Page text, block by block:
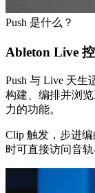
Push 是什么？
Ableton Live
Push 与 Live 天生
构建、编排并浏
力的功能。
Clip 触发，步进
时可直接访问音轨